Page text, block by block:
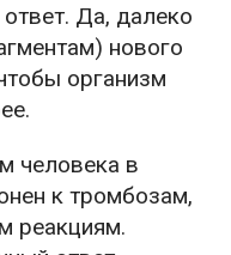
Да, далеко
нового
организм
человека в
к тромбозам,
реакциям.